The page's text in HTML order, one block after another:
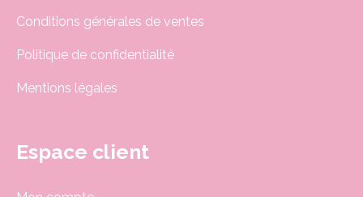
Conditions générales de ventes
Politique de confidentialité
Mentions légales
Espace client